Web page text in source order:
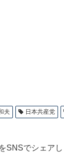
夫 日本共産党
SNSでシェアし